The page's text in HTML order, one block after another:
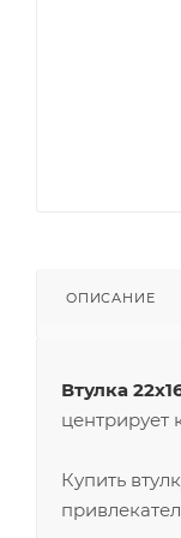
ОПИСАНИЕ
Втулка
центрирует
Купить